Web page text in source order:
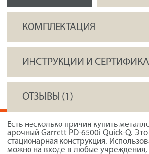
КОМПЛЕКТАЦИЯ
ИНСТРУКЦИИ И
ОТЗЫВЫ (1)
Есть несколько причин купить
арочный Garrett PD-6500i Quick-Q.
стационарная конструкция.
можно на входе в любые учреждения,